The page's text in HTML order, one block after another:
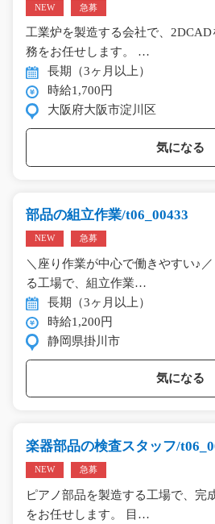
NEW 急募
工業炉を製造する会社で、
務をお任せします。 …
長期（3ヶ月以上）
時給1,700円
大阪府大阪市淀川区
気になる
部品の組立作業/t06_00433
NEW 急募
＼座り作業が中心で働きやすい♪
る工場で、組立作業…
長期（3ヶ月以上）
時給1,200円
静岡県掛川市
気になる
楽器部品の検査スタッフ/
NEW 急募
ピアノ部品を製造する工場で、完
をお任せします。 目…